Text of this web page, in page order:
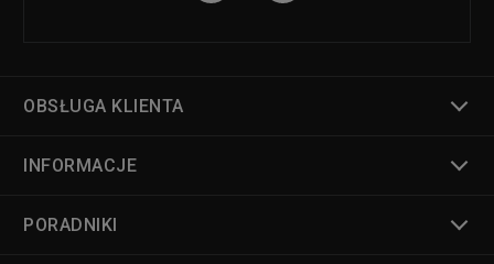
OBSŁUGA KLIENTA
INFORMACJE
PORADNIKI